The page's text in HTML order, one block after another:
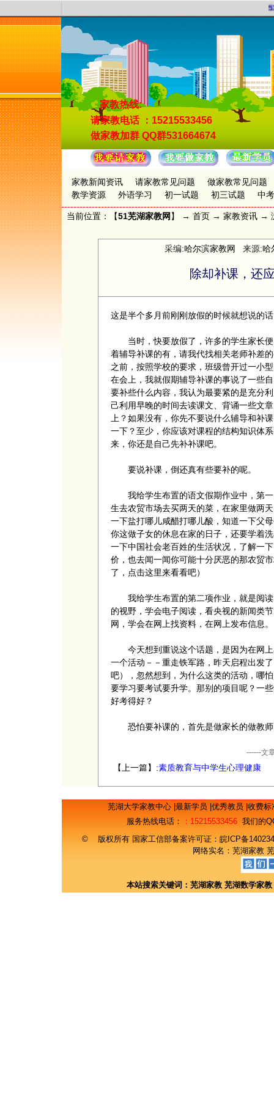
家教热线:
请家教电话 ：15215533456
做家教加群 QQ群531664674
家教新闻资讯 请家教常见问题
做家教常见问题
教学资源
外语学习 初一试题 初三试题 中
当前位置：【51芜湖家教网 】 → 首页 → 家教资讯 →
采编:哈尔滨家教网 来源:哈
除却补课，还
这是半个多月前刚刚放假的时候就想说的
当时，快要放假了，许多的学生家长便
着辅导补课的有，请我代找相关老师补差
之前，按照学校的要求，班级曾开过一小
在会上，我就假期辅导补课的事说了一些
要补些什么内容，我认为最要紧的是充分
己利用早晚的时间去读课文、背诵一些文
上？如果没有，你先不要说什么辅导和补
一下？至少，你应该对课程的结构知识体
来，你还是自己先补补课吧。
要说补课，倒还真有些要补的呢。
我给学生布置的语文假期作业中，第一
生去农贸市场去买两天的菜，在家里做两
一下盐打哪儿咸醋打哪儿酸，知道一下父
你这做子女的休息在家的日子，还要学着
一下中国社会老百姓的生活状况，了解一
价，也去闻一闻你可能十分厌恶的那农贸
了，点击这里来看看吧）
我给学生布置的第二项作业，就是阅读
的视野，学会电子阅读，看央视的新闻类
网，学会在网上找资料，在网上发布信息。
今天想到重说这个话题，是因为在网上
一个活动－－重走铁军路，昨天启程出发
吧），忽然想到，为什么这类的活动，哪
要学习要考试要升学。那别的项目呢？一
好考得好？
恐怕要补课的，首先是做家长的做教师
------文
【上一篇】:素质教育与中学生心理健康
芜湖大学家教中心 最新学员 优秀教员 收费
服务热线电话：
：15215533456 我们的
© 版权所有 国家工信部备案许可证： 皖ICP备
网络实名： 芜湖家教
本站搜索关键词： 芜湖家教 芜湖数学家教